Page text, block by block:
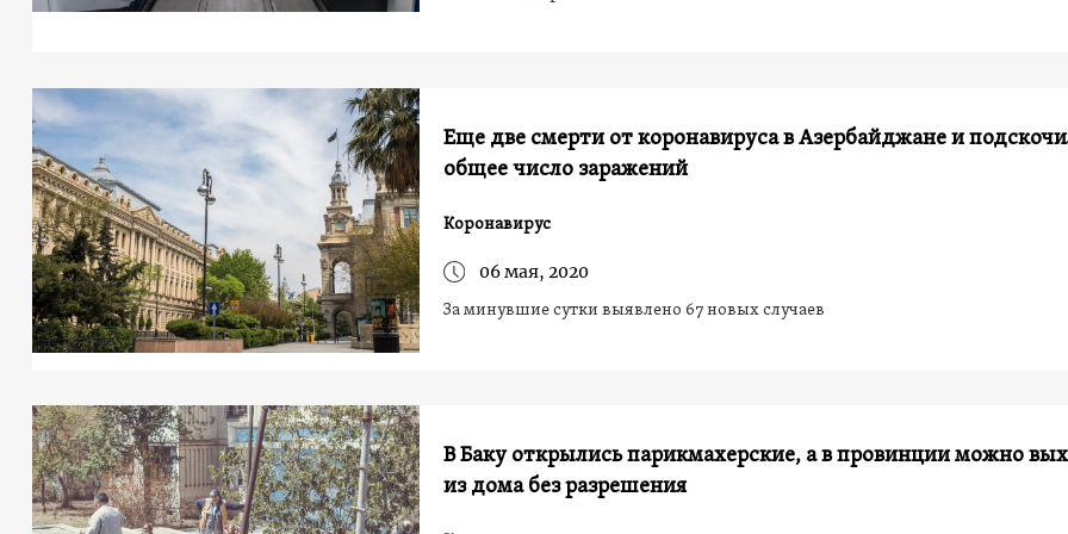
Еще две смерти от коронавируса в Азербайджане и
общее число заражений
Коронавирус
06 мая, 2020
За минувшие сутки выявлено 67 новых случаев
В Баку открылись парикмахерские, а в провинции можно
из дома без разрешения